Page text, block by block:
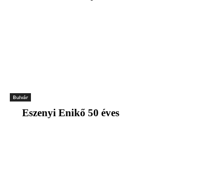
Bulvár
Eszenyi Enikő 50 éves